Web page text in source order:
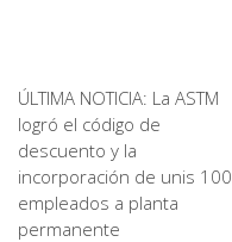
ÚLTIMA NOTICIA: La ASTM
logró el código de
descuento y la
incorporación de unis 100
empleados a planta
permanente